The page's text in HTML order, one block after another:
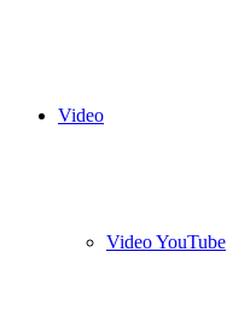
Video
Video YouTube